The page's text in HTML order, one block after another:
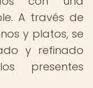
A través de
y platos, se
y refinado
presentes